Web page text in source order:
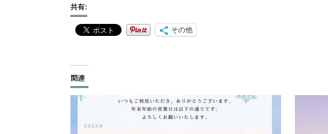
共有:
その他
関連